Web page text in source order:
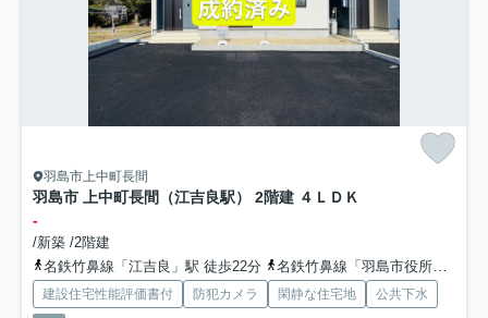
羽島市上中町長間
羽島市 上中町長間（江吉良駅） 2階建 ４ＬＤＫ
-
/新築 /2階建
名鉄竹鼻線「江吉良」駅 徒歩22分
名鉄竹鼻線「羽島市役所前」駅 徒歩30分
建設住宅性能評価書付 防犯カメラ 閑静な住宅地
公共下水